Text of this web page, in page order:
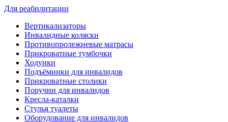
Для реабилитации
Вертикализаторы
Инвалидные коляски
Противопролежневые матрасы
Прикроватные тумбочки
Ходунки
Подъёмники для инвалидов
Прикроватные столики
Поручни для инвалидов
Кресла-каталки
Стулья туалеты
Оборудование для инвалидов